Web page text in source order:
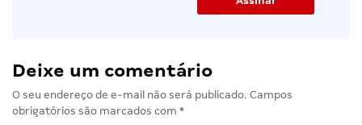
Deixe um comentário
O seu endereço de e-mail não será publicado. Campos
obrigatórios são marcados com *